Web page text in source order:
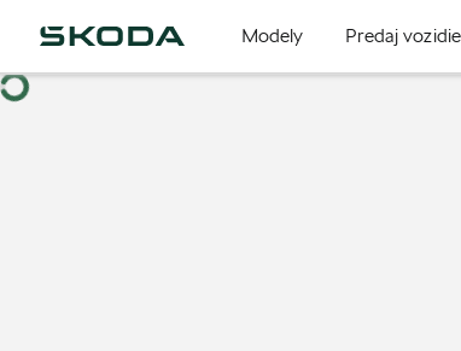
Modely Predaj